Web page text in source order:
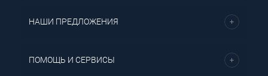
НАШИ ПРЕДЛОЖЕНИЯ
ПОМОЩЬ И СЕРВИСЫ